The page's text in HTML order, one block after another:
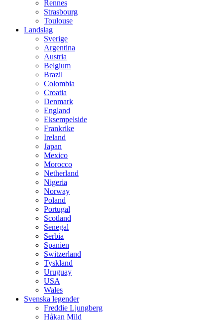
Rennes
Strasbourg
Toulouse
Landslag
Sverige
Argentina
Austria
Belgium
Brazil
Colombia
Croatia
Denmark
England
Eksempelside
Frankrike
Ireland
Japan
Mexico
Morocco
Netherland
Nigeria
Norway
Poland
Portugal
Scotland
Senegal
Serbia
Spanien
Switzerland
Tyskland
Uruguay
USA
Wales
Svenska legender
Freddie Ljungberg
Håkan Mild